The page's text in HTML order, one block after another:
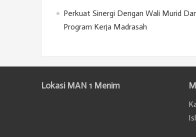
Perkuat Sinergi Dengan Wali Murid
Program Kerja Madrasah
Lokasi MAN 1 Menim